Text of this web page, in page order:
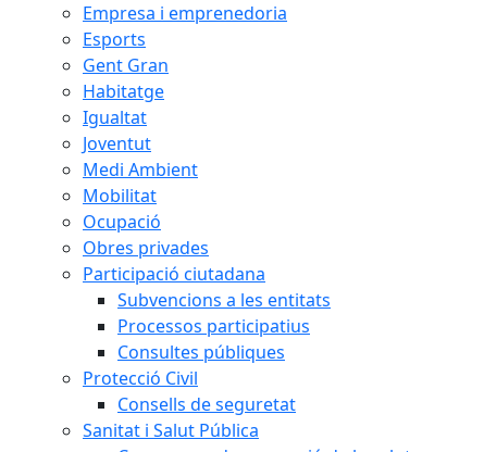
Empresa i emprenedoria
Esports
Gent Gran
Habitatge
Igualtat
Joventut
Medi Ambient
Mobilitat
Ocupació
Obres privades
Participació ciutadana
Subvencions a les entitats
Processos participatius
Consultes públiques
Protecció Civil
Consells de seguretat
Sanitat i Salut Pública